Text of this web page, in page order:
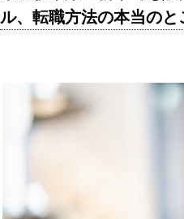
ル、転職方法の本当のと